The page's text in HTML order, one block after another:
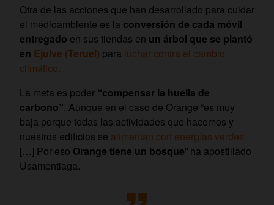
Otra de las acciones que han desarrollado para cuidar
el medioambiente es la conversión de cada móvil
entregado en sus tiendas en un árbol que se plantó
en Ejulve (Teruel) para luchar contra el cambio
climático.
La meta es poder “compensar la huella de
carbono”. Aunque en el caso de Orange “es muy
baja porque todas las actividades que hacemos y
nuestros edificios se alimentan con energías verdes
[…] Por eso Orange tiene un bosque” ha apostillado
Usamentiaga.